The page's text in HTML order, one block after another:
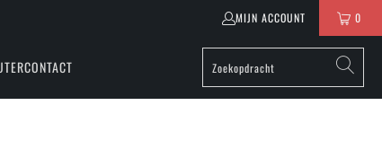
MIJN ACCOUNT 0
CONTACT